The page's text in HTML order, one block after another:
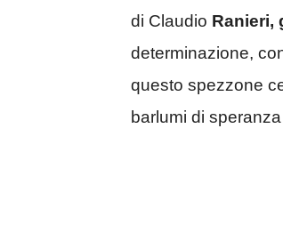
di Claudio Ranieri,
determinazione,
questo spezzone
barlumi di